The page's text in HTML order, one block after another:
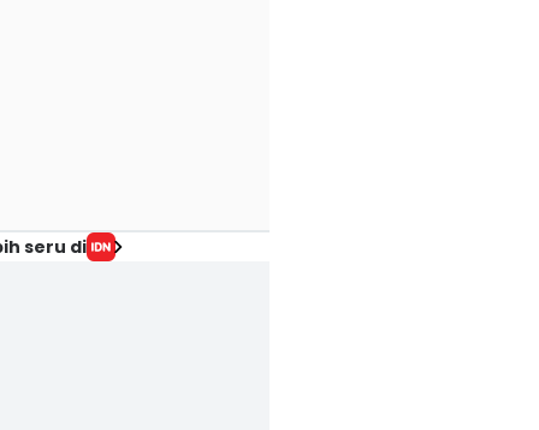
seru di